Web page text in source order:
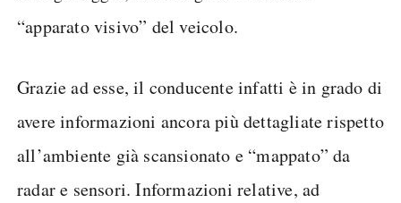
“apparato visivo” del veicolo.
Grazie ad esse, il conducente infatti è in grado di
avere informazioni ancora più dettagliate rispetto
all’ambiente già scansionato e “mappato” da
radar e sensori. Informazioni relative, ad